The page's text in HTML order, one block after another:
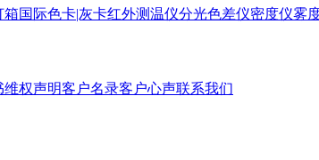
箱国际色卡|灰卡红外测温仪分光色差仪密度仪雾
维权声明客户名录客户心声联系我们